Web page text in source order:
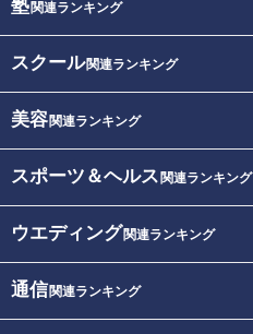
塾関連ランキング
スクール関連ランキング
美容関連ランキング
スポーツ＆ヘルス 関連ランキング
ウエディング関連ランキング
通信関連ランキング